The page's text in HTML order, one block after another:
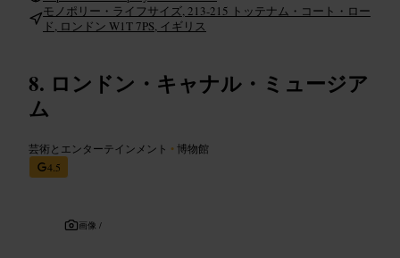
モノポリー・ライフサイズ, 213-215 トッテナム・コート・ロー
ド, ロンドン W1T 7PS, イギリス
ロンドン・キャナル・ミュージア
ム
芸術とエンターテインメント •博物館
4.5
画像 /